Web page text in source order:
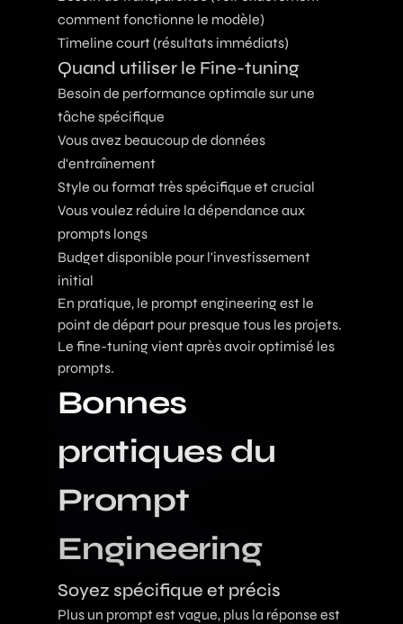
comment fonctionne le modèle)
Timeline court (résultats immédiats)
Quand utiliser le Fine-tuning
Besoin de performance optimale sur une
tâche spécifique
Vous avez beaucoup de données
d'entraînement
Style ou format très spécifique et crucial
Vous voulez réduire la dépendance aux
prompts longs
Budget disponible pour l'investissement
initial
En pratique, le prompt engineering est le
point de départ pour presque tous les projets.
Le fine-tuning vient après avoir optimisé les
prompts.
Bonnes
pratiques du
Prompt
Engineering
Soyez spécifique et précis
Plus un prompt est vague, plus la réponse est